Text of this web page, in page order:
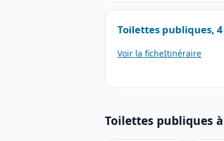
Toilettes publiques,
Voir la ficheItinéraire
Toilettes publiques